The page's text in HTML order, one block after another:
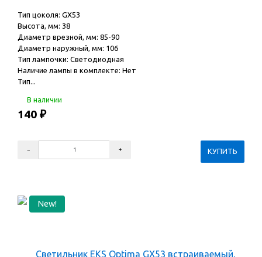
Тип цоколя: GX53
Высота, мм: 38
Диаметр врезной, мм: 85-90
Диаметр наружный, мм: 106
Тип лампочки: Светодиодная
Наличие лампы в комплекте: Нет
Тип...
В наличии
140 ₽
New!